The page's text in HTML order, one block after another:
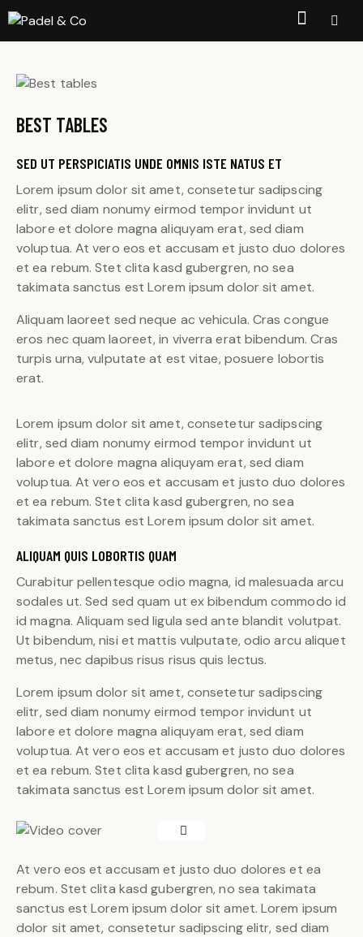
BEST TABLES
SED UT PERSPICIATIS UNDE OMNIS ISTE NATUS ET
Lorem ipsum dolor sit amet, consetetur sadipscing
elitr, sed diam nonumy eirmod tempor invidunt ut
labore et dolore magna aliquyam erat, sed diam
voluptua. At vero eos et accusam et justo duo dolores
et ea rebum. Stet clita kasd gubergren, no sea
takimata sanctus est Lorem ipsum dolor sit amet.
Aliquam laoreet sed neque ac vehicula. Cras congue
eros nec quam laoreet, in viverra erat bibendum. Cras
turpis urna, vulputate at est vitae, posuere lobortis
erat.
Lorem ipsum dolor sit amet, consetetur sadipscing
elitr, sed diam nonumy eirmod tempor invidunt ut
labore et dolore magna aliquyam erat, sed diam
voluptua. At vero eos et accusam et justo duo dolores
et ea rebum. Stet clita kasd gubergren, no sea
takimata sanctus est Lorem ipsum dolor sit amet.
ALIQUAM QUIS LOBORTIS QUAM
Curabitur pellentesque odio magna, id malesuada arcu
sodales ut. Sed sed quam ut ex bibendum commodo id
id magna. Aliquam sed ligula sed ante blandit volutpat.
Ut bibendum, nisi et mattis vulputate, odio arcu aliquet
metus, nec dapibus risus risus quis lectus.
Lorem ipsum dolor sit amet, consetetur sadipscing
elitr, sed diam nonumy eirmod tempor invidunt ut
labore et dolore magna aliquyam erat, sed diam
voluptua. At vero eos et accusam et justo duo dolores
et ea rebum. Stet clita kasd gubergren, no sea
takimata sanctus est Lorem ipsum dolor sit amet.
At vero eos et accusam et justo duo dolores et ea
rebum. Stet clita kasd gubergren, no sea takimata
sanctus est Lorem ipsum dolor sit amet. Lorem ipsum
dolor sit amet, consetetur sadipscing elitr, sed diam